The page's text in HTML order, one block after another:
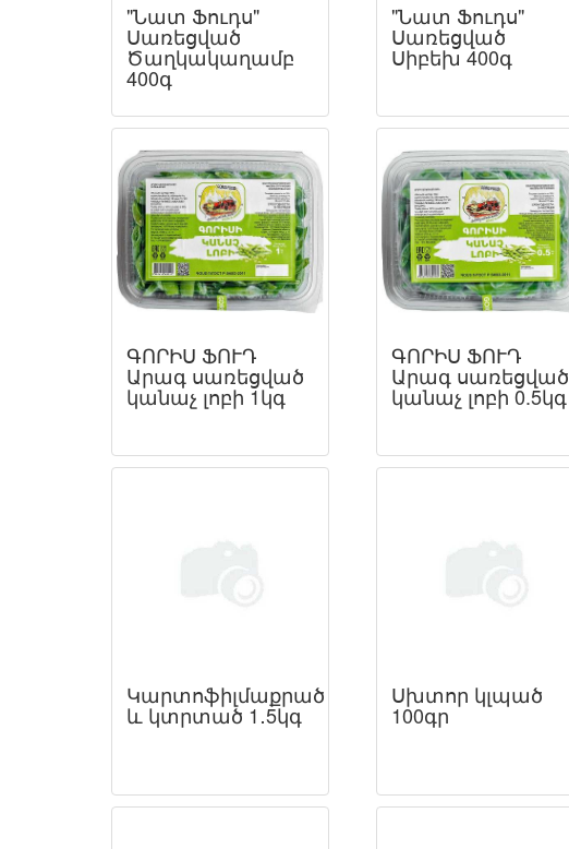
"Նատ Ֆուդս"
Սառեցված
Ծաղկակաղամբ
400գ
"Նատ Ֆուդս"
Սառեցված
Սիբեխ 400գ
ԳՈՐԻՍ ՖՈՒԴ
Արագ սառեցված
կանաչ լոբի 1կգ
ԳՈՐԻՍ ՖՈՒԴ
Արագ սառեցված
կանաչ լոբի 0.5կգ
Կարտոֆիլմաքրած
և կտրտած 1․5կգ
Սխտոր կլպած
100գր